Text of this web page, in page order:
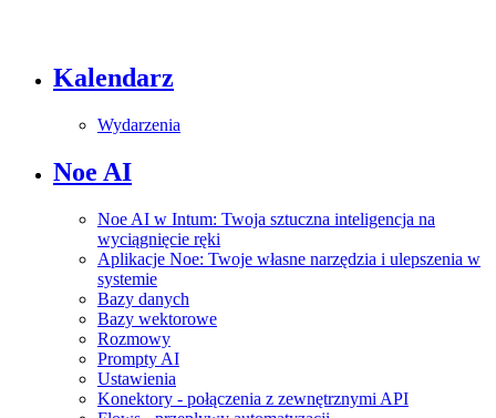
Kalendarz
Wydarzenia
Noe AI
Noe AI w Intum: Twoja sztuczna inteligencja na
wyciągnięcie ręki
Aplikacje Noe: Twoje własne narzędzia i ulepszenia w
systemie
Bazy danych
Bazy wektorowe
Rozmowy
Prompty AI
Ustawienia
Konektory - połączenia z zewnętrznymi API